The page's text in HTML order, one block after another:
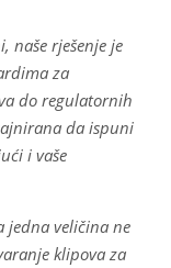
naše rješenje je
za
do regulatornih
da ispuni
i vaše
jedna veličina ne
klipova za